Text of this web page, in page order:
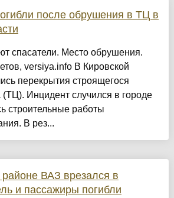
после обрушения в ТЦ в
спасатели. Место обрушения.
versiya.info В Кировской
перекрытия строящегося
(ТЦ). Инцидент случился в городе
строительные работы
В рез...
ВАЗ врезался в
и пассажиры погибли